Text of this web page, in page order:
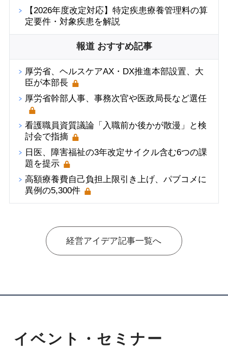
【2026年度改定対応】特定疾患療養管理料の算
定要件・対象疾患を解説
報道 おすすめ記事
厚労省、ヘルスケアAX・DX推進本部設置、大
臣が本部長
厚労省幹部人事、事務次官や医政局長など選任
看護職員資質議論「入職前か後かが散漫」と検
討会で指摘
日医、障害福祉の3年改定サイクル含む6つの課
題を提示
高額療養費自己負担上限引き上げ、パブコメに
異例の5,300件
経営アイデア記事一覧へ
イベント・セミナー